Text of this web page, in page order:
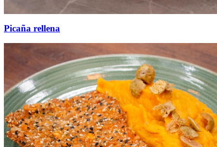
Picaña rellena